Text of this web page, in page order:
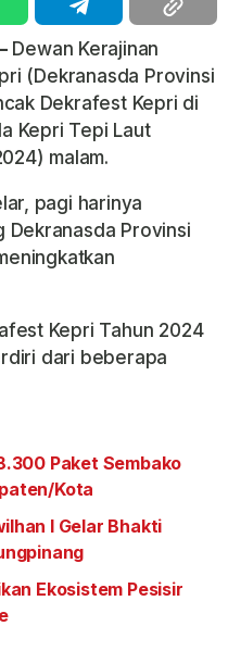
Dewan Kerajinan
(Dekranasda Provinsi
Dekrafest Kepri di
Kepri Tepi Laut
malam.
pagi harinya
Dekranasda Provinsi
Kepri Tahun 2024
dari beberapa
Paket Sembako
Kota
I Gelar Bhakti
Ekosistem Pesisir